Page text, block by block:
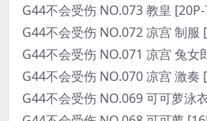
G44不会受伤 NO.073 教皇
G44不会受伤 NO.072 凉宫 制服
G44不会受伤 NO.071 凉宫 兔女
G44不会受伤 NO.070 凉宫 激奏
G44不会受伤 NO.069 可可萝泳